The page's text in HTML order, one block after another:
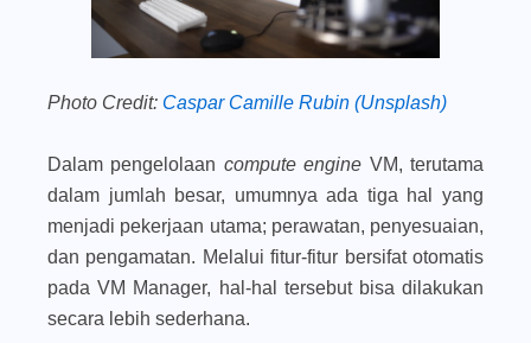
Photo Credit: Caspar Camille Rubin (Unsplash)
Dalam pengelolaan compute engine VM, terutama
dalam jumlah besar, umumnya ada tiga hal yang
menjadi pekerjaan utama; perawatan, penyesuaian,
dan pengamatan. Melalui fitur-fitur bersifat otomatis
pada VM Manager, hal-hal tersebut bisa dilakukan
secara lebih sederhana.